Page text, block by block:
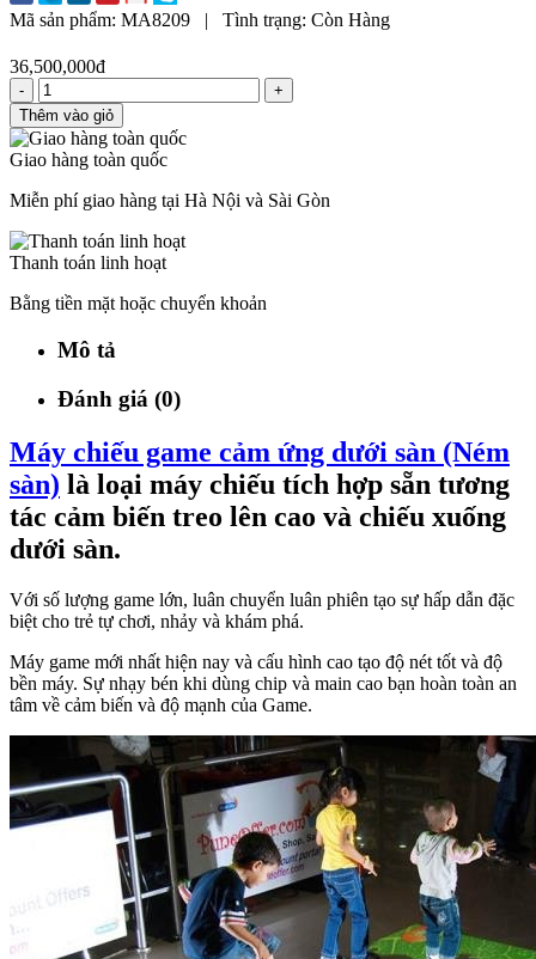
Mã sản phẩm: MA8209 | Tình trạng: Còn Hàng
36,500,000đ
-
+
Thêm vào giỏ
Giao hàng toàn quốc
Miễn phí giao hàng tại Hà Nội và Sài Gòn
Thanh toán linh hoạt
Bằng tiền mặt hoặc chuyển khoản
Mô tả
Đánh giá (0)
Máy chiếu game cảm ứng dưới sàn (Ném
sàn) là loại máy chiếu tích hợp sẵn tương
tác cảm biến treo lên cao và chiếu xuống
dưới sàn.
Với số lượng game lớn, luân chuyển luân phiên tạo sự hấp dẫn đặc
biệt cho trẻ tự chơi, nhảy và khám phá.
Máy game mới nhất hiện nay và cấu hình cao tạo độ nét tốt và độ
bền máy. Sự nhạy bén khi dùng chip và main cao bạn hoàn toàn an
tâm về cảm biến và độ mạnh của Game.